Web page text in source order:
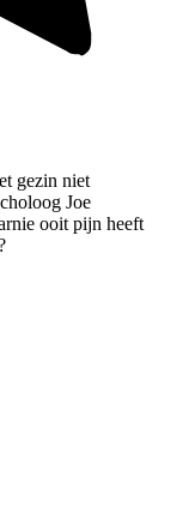
gezin niet
Joe
ooit pijn heeft